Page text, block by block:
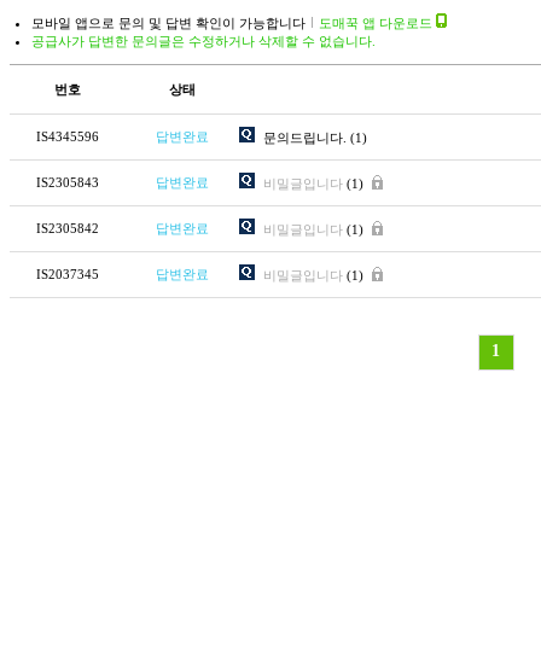
모바일 앱으로 문의 및 답변 확인이 가능합니다
도매꾹 앱 다운로드
공급사가 답변한 문의글은 수정하거나 삭제할 수 없습니다.
번호 상태
IS4345596 답변완료 문의드립니다. (1)
IS2305843 답변완료 비밀글입니다 (1)
IS2305842 답변완료 비밀글입니다 (1)
IS2037345 답변완료 비밀글입니다 (1)
1